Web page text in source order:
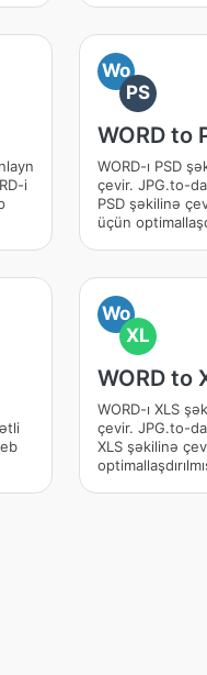
i
Wo
PS
WORD to
WORD-ı PSD
çevir. JPG.to-
PSD şəkilinə
üçün
Wo
XL
WORD to
WORD-ı XLS
çevir. JPG.to-
XLS şəkilinə